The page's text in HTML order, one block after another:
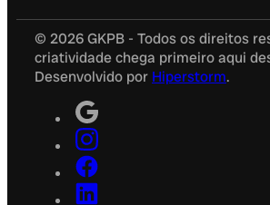
© 2026 GKPB - Todos os direitos
criatividade chega primeiro aqui
Desenvolvido por Hiperstorm.